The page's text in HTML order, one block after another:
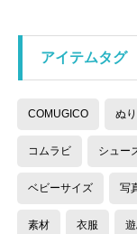
アイテムタグ
COMUGICO ぬり
コムラビ シュー
ベビーサイズ 写
素材 衣服